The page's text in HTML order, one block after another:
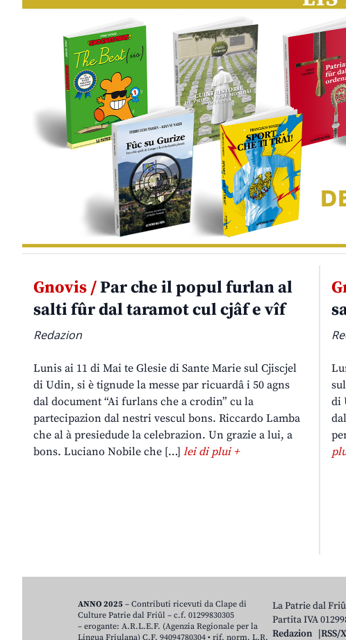
Gnovis /Par che il popul furlan al
salti fûr dal taramot cul cjâf e vîf
Redazion
Lunis ai 11 di Mai te Glesie di Sante Marie sul Cjiscjel
di Udin, si è tignude la messe par ricuardâ i 50 agns
dal document “Ai furlans che a crodin” cu la
partecipazion dal nestri vescul bons. Riccardo Lamba
che al à presiedude la celebrazion. Un grazie a lui, a
bons. Luciano Nobile che […] lei di plui +
di
La Patrie dal
Partita IVA
Redazion
RSS/
ANNO 2025 – Contributi ricevuti da Clape di
Culture Patrie dal Friûl – c.f. 01299830305
– erogante: A.R.L.E.F. (Agenzia Regionale per la
Lingua Friulana) C.F. 94094780304 • rif. norm. L.R.